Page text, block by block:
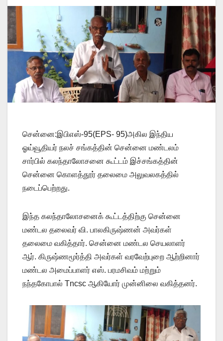
சென்னை:இபிஎஸ்-95(EPS- 95)அகில இந்திய
ஓய்வூதியர் நலச் சங்கத்தின் சென்னை மண்டலம்
சார்பில் கலந்தாலோசனை கூட்டம் இச்சங்கத்தின்
சென்னை கொளத்தூர் தலைமை அலுவலகத்தில்
நடைப்பெற்றது.
இந்த கலந்தாலோசனைக் கூட்டத்திற்கு சென்னை
மண்டல தலைவர் வி. பாலகிருஷ்ணன் அவர்கள்
தலைமை வகித்தார். சென்னை மண்டல செயலாளர்
ஆர். கிருஷ்ணமூர்த்தி அவர்கள் வரவேற்புறை ஆற்றினார்
மண்டல அமைப்பாளர் எஸ். பரமசிவம் மற்றும்
நந்தகோபால் Tncsc ஆகியோர் முன்னிலை வகித்தனர்.